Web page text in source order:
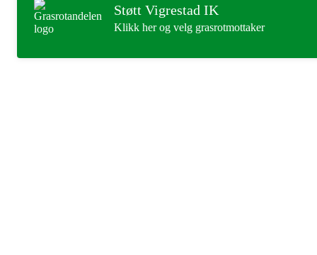
Støtt Vigrestad IK
Klikk her og velg grasrotmottaker